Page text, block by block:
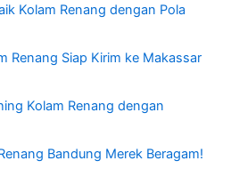
Kolam Renang dengan Pola
Renang Siap Kirim ke Makassar
Kolam Renang dengan
Bandung Merek Beragam!